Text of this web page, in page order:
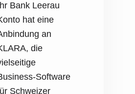
Bank Leerau
hat eine
an
die
Software
Schweizer